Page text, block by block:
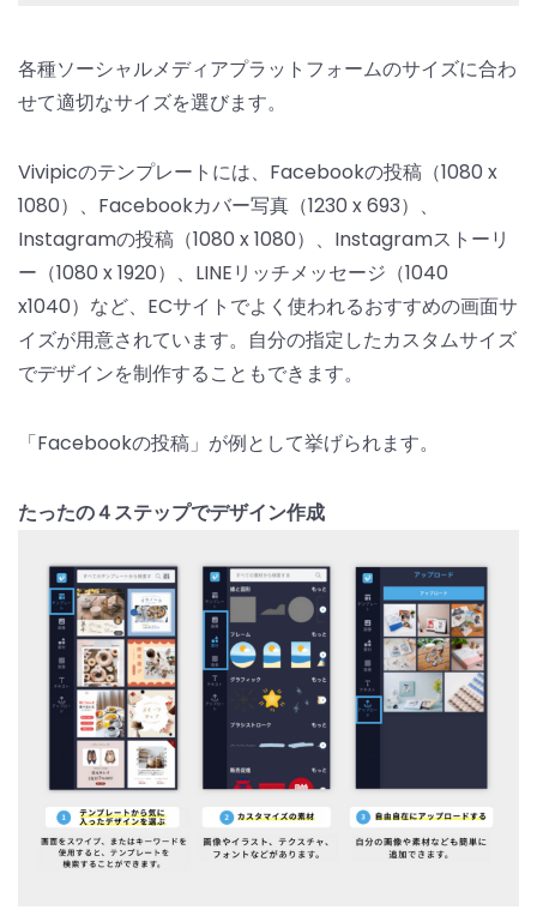
各種ソーシャルメディアプラットフォームのサイズに合わ
せて適切なサイズを選びます。
Vivipicのテンプレートには、Facebookの投稿（1080 x
1080）、Facebookカバー写真（1230 x 693）、
Instagramの投稿（1080 x 1080）、Instagramストーリ
ー（1080 x 1920）、LINEリッチメッセージ（1040
x1040）など、ECサイトでよく使われるおすすめの画面サ
イズが用意されています。自分の指定したカスタムサイズ
でデザインを制作することもできます。
「Facebookの投稿」が例として挙げられます。
たったの４ステップでデザイン作成